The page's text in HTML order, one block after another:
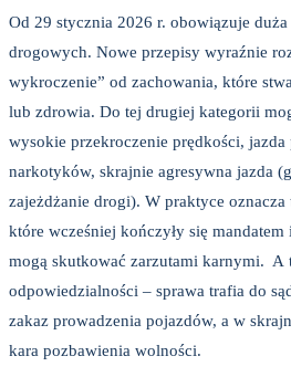
Od 29 stycznia 2026 r. obowiązuje
drogowych. Nowe przepisy wyraźnie
wykroczenie” od zachowania, które
lub zdrowia. Do tej drugiej kategorii
wysokie przekroczenie prędkości,
narkotyków, skrajnie agresywna jazda
zajeżdżanie drogi). W praktyce
które wcześniej kończyły się
mogą skutkować zarzutami karnymi. A
odpowiedzialności – sprawa trafia do
zakaz prowadzenia pojazdów, a w
kara pozbawienia wolności.